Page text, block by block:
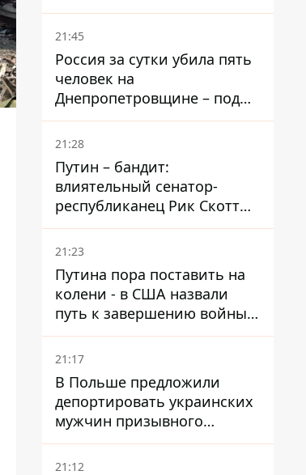
– он возглавил народное
голосование
21:45
Россия за сутки убила пять
человек на
Днепропетровщине – под
ударами оказались пять
районов области
21:28
Путин – бандит:
влиятельный сенатор-
республиканец Рик Скотт
призвал Конгресс привлечь
РФ к ответственности за
21:23
Путина пора поставить на
колени - в США назвали
путь к завершению войны -
National Security Journal
21:17
В Польше предложили
депортировать украинских
мужчин призывного
возраста - кого это может
затронуть
21:12